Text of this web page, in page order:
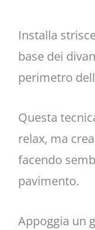
Installa
base dei
perimetro
Questa
relax, ma
facendo
pavimento.
Appoggia un